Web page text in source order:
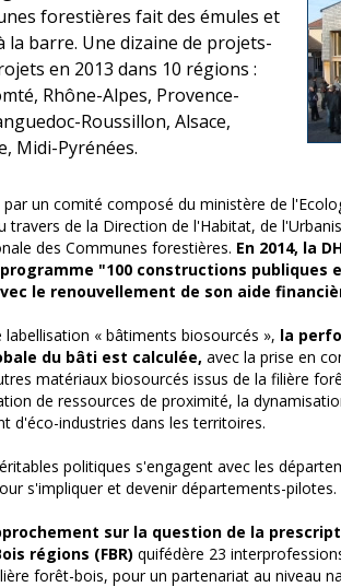
forestières fait des émules et
la barre. Une dizaine de projets-
en 2013 dans 10 régions :
Rhône-Alpes, Provence-
Roussillon, Alsace,
Midi-Pyrénées.
un comité composé du ministère de
travers de la Direction de l'Habitat, de
des Communes forestières. En 2014, la
"100 constructions publiques
le renouvellement de son aide
« bâtiments biosourcés », la
du bâti est calculée, avec la prise en
matériaux biosourcés issus de la filière
de ressources de proximité, la
d'éco-industries dans les territoires.
politiques s'engagent avec les
s'impliquer et devenir départements-pilotes.
sur la question de la
régions (FBR) quifédère 23
forêt-bois, pour un partenariat au niveau